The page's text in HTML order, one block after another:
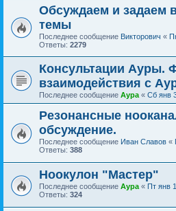
Обсуждаем и задаем
темы
Последнее сообщение Викторович «
Ответы: 2279
Консультации Ауры.
взаимодействия с
Последнее сообщение Аура« Сб янв
Резонансные
обсуждение.
Последнее сообщение Иван Славов «
Ответы: 388
Ноокулон "Мастер"
Последнее сообщение Аура « Пт янв
Ответы: 324